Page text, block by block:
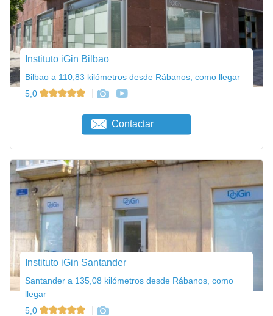
Instituto iGin Bilbao
Bilbao a 110,83 kilómetros desde Rábanos, como llegar
5,0
Contactar
Instituto iGin Santander
Santander a 135,08 kilómetros desde Rábanos, como
llegar
5,0